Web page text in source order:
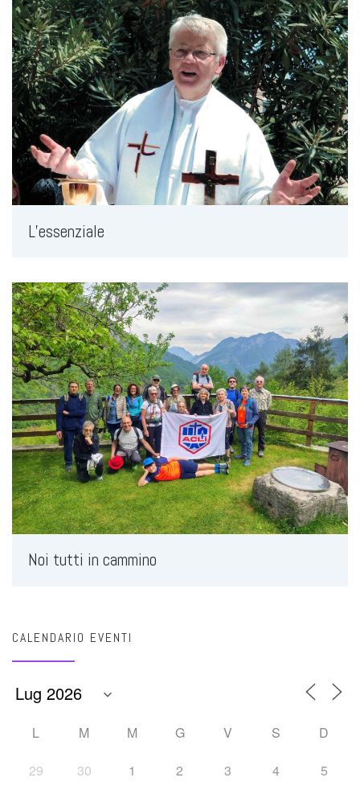
L’essenziale
Noi tutti in cammino
CALENDARIO EVENTI
L M M G V S D
29 30 1 2 3 4 5